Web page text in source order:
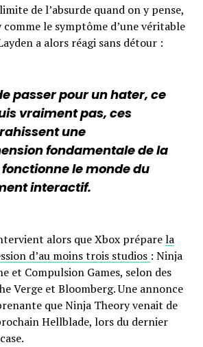
de l’absurde quand on y pense,
le symptôme d’une véritable
a alors réagi sans détour :
passer pour un hater, ce
vraiment pas, ces
une
fondamentale de la
le monde du
interactif.
alors que Xbox préparela
d’au moins trois studios : Ninja
et Compulsion Games, selon des
Verge et Bloomberg. Une annonce
que Ninja Theory venait de
Hellblade, lors du dernier